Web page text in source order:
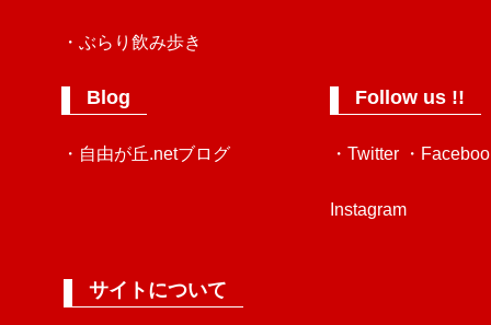
・ぶらり飲み歩き
Blog
・自由が丘.netブログ
Follow us !!
・Twitter ・
Instagram
サイトについて